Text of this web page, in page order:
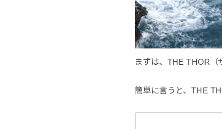
まずは、THE THOR（
簡単に言うと、THE